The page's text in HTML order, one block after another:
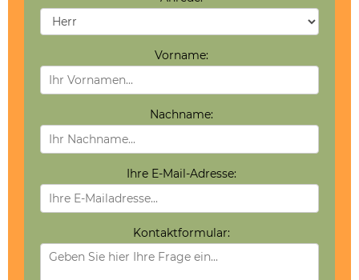
Vorname:
Nachname:
Ihre E-Mail-Adresse:
Kontaktformular: